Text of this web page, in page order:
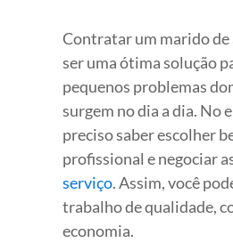
Contratar um marido de
ser uma ótima solução
pequenos problemas
surgem no dia a dia. No
preciso saber escolher
profissional e negociar
serviço. Assim, você
trabalho de qualidade,
economia.